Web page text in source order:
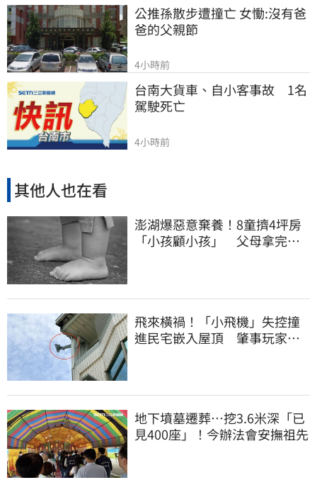
公推孫散步遭撞亡 女慟:沒有爸
爸的父親節
4小時前
台南大貨車、自小客事故　1名
駕駛死亡
4小時前
其他人也在看
澎湖爆惡意棄養！8童擠4坪房
「小孩顧小孩」 父母拿完補
飛來橫禍！「小飛機」失控撞
進民宅嵌入屋頂 肇事玩家疑
地下墳墓遷葬…挖3.6米深「已
見400座」！今辦法會安撫祖先